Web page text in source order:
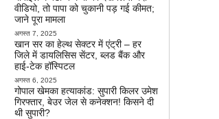
वीडियो, तो पापा को चुकानी पड़ गई कीमत;
जाने पूरा मामला
अगस्त 7, 2025
खान सर का हेल्थ सेक्टर में एंट्री – हर
जिले में डायलिसिस सेंटर, ब्लड बैंक और
हाई-टेक हॉस्पिटल
अगस्त 6, 2025
गोपाल खेमका हत्याकांड: सुपारी किलर उमेश
गिरफ्तार, बेउर जेल से कनेक्शन! किसने दी
थी सुपारी?